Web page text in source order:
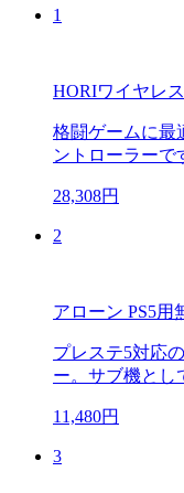
1
HORIワイヤレ
格闘ゲームに最
ントローラーで
28,308円
2
アローン PS5用
プレステ5対応
ー。サブ機とし
11,480円
3